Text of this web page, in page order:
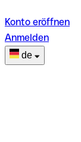
Konto eröffnen
Anmelden
de